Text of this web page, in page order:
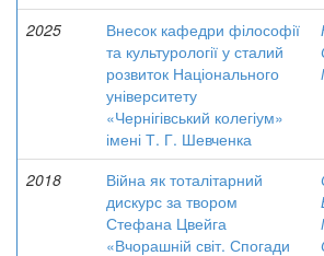
2025
Внесок кафедри філософії
та культурології у сталий
розвиток Національного
університету
«Чернігівський колегіум»
імені Т. Г. Шевченка
2018
Війна як тоталітарний
дискурс за твором
Стефана Цвейга
«Вчорашній світ. Спогади